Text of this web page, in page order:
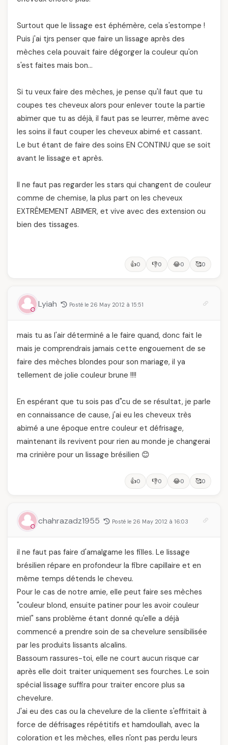
Surtout que le lissage est éphémère, cela s'estompe !
Puis j'ai tjrs penser que faire un lissage après des
mèches cela pouvait faire dégorger la couleur qu'on
s'est faites mais bon…
Si tu veux faire des mèches, je pense qu'il faut que tu
coupes tes cheveux alors pour enlever toute la partie
abimer que tu as déjà, il faut pas se leurrer, même avec
les soins il faut couper les cheveux abimé et cassant.
Le but étant de faire des soins EN CONTINU que se soit
avant le lissage et après.
Il ne faut pas regarder les stars qui changent de couleur
comme de chemise, la plus part on les cheveux
EXTRÊMEMENT ABIMER, et vive avec des extension ou
bien des tissages.
👍0 👎0 😂0 🥰0
Lyiah Posté le 26 May 2012 à 15:51
mais tu as l'air déterminé a le faire quand, donc fait le
mais je comprendrais jamais cette engouement de se
faire des mèches blondes pour son mariage, il ya
tellement de jolie couleur brune !!!!
En espérant que tu sois pas d"cu de se résultat, je parle
en connaissance de cause, j'ai eu les cheveux très
abimé a une époque entre couleur et défrisage,
maintenant ils revivent pour rien au monde je changerai
ma crinière pour un lissage brésilien 😊
👍0 👎0 😂0 🥰0
chahrazadz1955 Posté le 26 May 2012 à 16:03
il ne faut pas faire d'amalgame les filles. Le lissage
brésilien répare en profondeur la fibre capillaire et en
même temps détends le cheveu.
Pour le cas de notre amie, elle peut faire ses mèches
"couleur blond, ensuite patiner pour les avoir couleur
miel" sans problème étant donné qu'elle a déjà
commencé a prendre soin de sa chevelure sensibilisée
par les produits lissants alcalins.
Bassoum rassures-toi, elle ne court aucun risque car
après elle doit traiter uniquement ses fourches. Le soin
spécial lissage suffira pour traiter encore plus sa
chevelure.
J'ai eu des cas ou la chevelure de la cliente s'effritait à
force de défrisages répétitifs et hamdoullah, avec la
coloration et les mèches, elles n'ont pas perdu leurs